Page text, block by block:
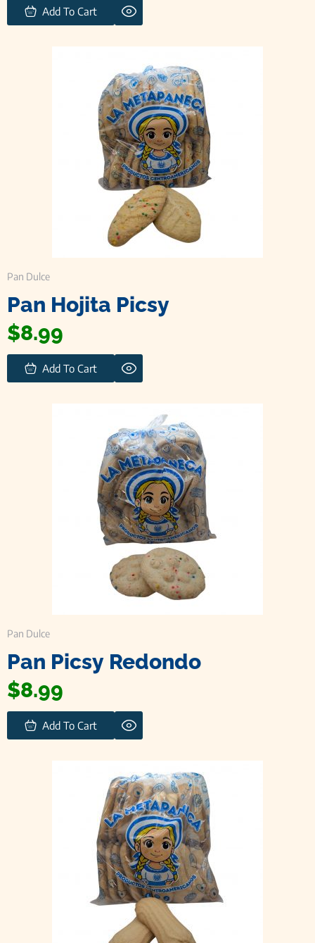
Add To Cart
Pan Dulce
Pan Hojita Picsy
$8.99
Add To Cart
Pan Dulce
Pan Picsy Redondo
$8.99
Add To Cart